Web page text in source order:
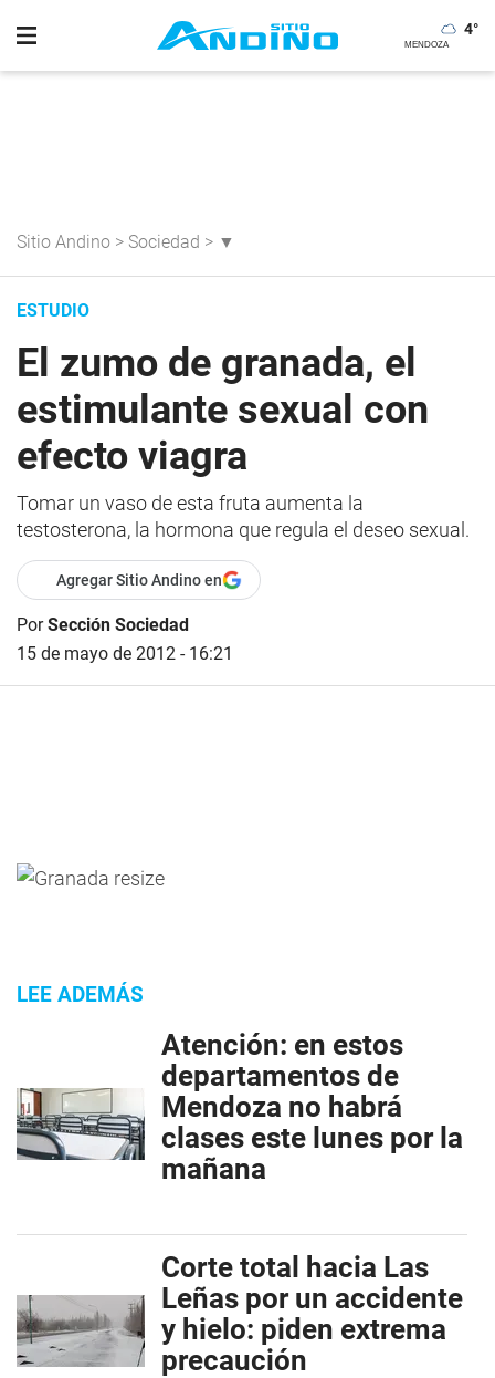
4°
Sitio Andino > Sociedad > ▼
ESTUDIO
El zumo de granada, el
estimulante sexual con
efecto viagra
Tomar un vaso de esta fruta aumenta la
testosterona, la hormona que regula el deseo sexual.
Agregar Sitio Andino en
PorSección Sociedad
15 de mayo de 2012 - 16:21
LEE ADEMÁS
Atención: en estos
departamentos de
Mendoza no habrá
clases este lunes por la
mañana
Corte total hacia Las
Leñas por un accidente
y hielo: piden extrema
precaución